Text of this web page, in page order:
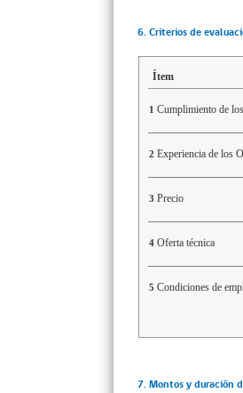
6. Criterios de
Ítem
1 Cumplimiento de
2 Experiencia de los
3 Precio
4 Oferta técnica
5 Condiciones de
7. Montos y duración